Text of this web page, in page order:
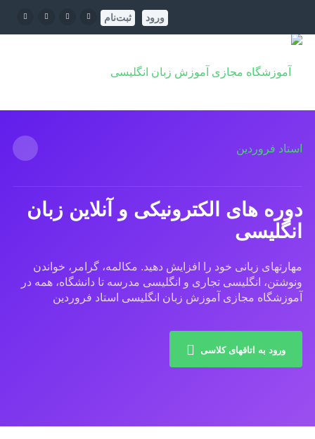
ورود ثبت‌نام
دوره های الکترونیکی و آنلاین زبان
انگلیسی
مهارتهای زبانی خود را افزایش دهید. مکالمه، گرامر، خواندن
ونوشتن، انگلیسی تجاری و انگلیسی مدرسه تا دانشگاه، همه در
آموزشگاه مجازی آموزش زبان انگلیسی استاد فروردین
ورود به اتاقهای کلاسی